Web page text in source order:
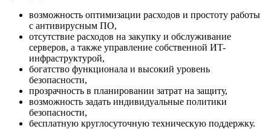
возможность оптимизации расходов и простоту работы
с антивирусным ПО,
отсутствие расходов на закупку и обслуживание
серверов, а также управление собственной ИT-
инфраструктурой,
богатство функционала и высокий уровень
безопасности,
прозрачность в планировании затрат на защиту,
возможность задать индивидуальные политики
безопасности,
бесплатную круглосуточную техническую поддержку.